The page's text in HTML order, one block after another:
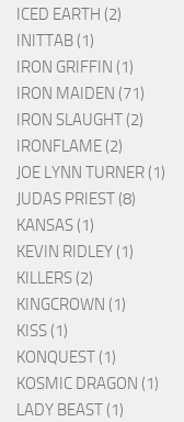
ICED EARTH (2)
INITTAB (1)
IRON GRIFFIN (1)
IRON MAIDEN (71)
IRON SLAUGHT (2)
IRONFLAME (2)
JOE LYNN TURNER (1)
JUDAS PRIEST (8)
KANSAS (1)
KEVIN RIDLEY (1)
KILLERS (2)
KINGCROWN (1)
KISS (1)
KONQUEST (1)
KOSMIC DRAGON (1)
LADY BEAST (1)